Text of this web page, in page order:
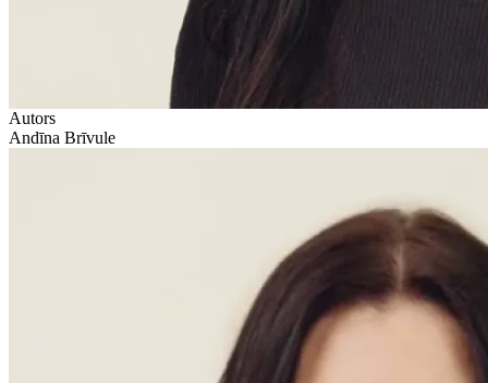
Autors
Andīna Brīvule